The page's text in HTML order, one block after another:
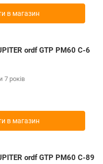
в магазин
ordf GTP PM60 C-6
7 років
в магазин
ordf GTP PM60 C-89